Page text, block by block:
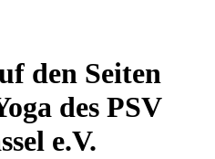
den Seiten
des PSV
e.V.